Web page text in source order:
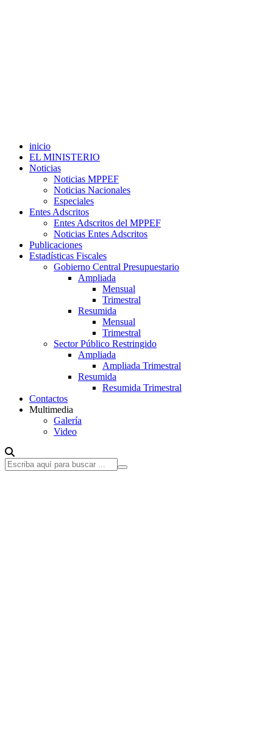
inicio
EL MINISTERIO
Noticias
Noticias MPPEF
Noticias Nacionales
Especiales
Entes Adscritos
Entes Adscritos del MPPEF
Noticias Entes Adscritos
Publicaciones
Estadísticas Fiscales
Gobierno Central Presupuestario
Ampliada
Mensual
Trimestral
Resumida
Mensual
Trimestral
Sector Público Restringido
Ampliada
Ampliada Trimestral
Resumida
Resumida Trimestral
Contactos
Multimedia
Galería
Video